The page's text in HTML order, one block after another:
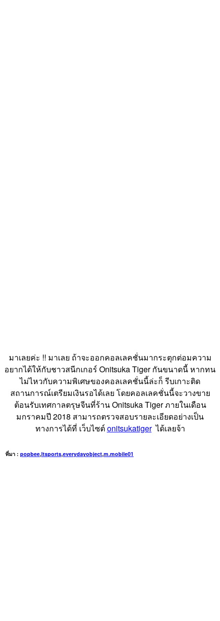
มาเลยค่ะ !! มาเลย ถ้าจะออกคอลเลคชั่นมากระตุกต่อมความ
อยากได้ให้กับชาวสนีกเกอร์ Onitsuka Tiger กันขนาดนี้ หากทน
ไม่ไหวกับความพิเศษของคอลเลคชั่นนี้ล่ะก็ รีบเกาะติด
สถานการณ์เตรียมเงินรอได้เลย โดยคอลเลคชั่นนี้จะวางขาย
ต้อนรับเทศกาลตรุษจีนที่ร้าน Onitsuka Tiger ภายในเดือน
มกราคมปี 2018 สามารถตรวจสอบรายละเอียดอย่างเป็น
ทางการได้ที่ เว็บไซต์onitsukatigerได้เลยจ้า
ที่มา : popbee,ltsports,everydayobject,m.mobile01